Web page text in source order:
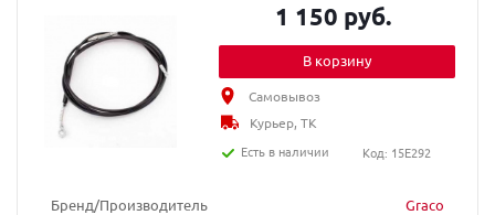
Бренд/Производитель Graco
1 150 руб.
В корзину
Самовывоз
Курьер, ТК
Есть в наличии
Код: 15E292